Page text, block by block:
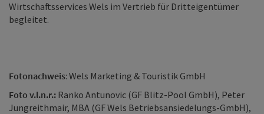
Wirtschaftsservices Wels im Vertrieb für Dritteigentümer
begleitet.
Fotonachweis: Wels Marketing & Touristik GmbH
Foto v.l.n.r.: Ranko Antunovic (GF Blitz-Pool GmbH), Peter
Jungreithmair, MBA (GF Wels Betriebsansiedelungs-GmbH),